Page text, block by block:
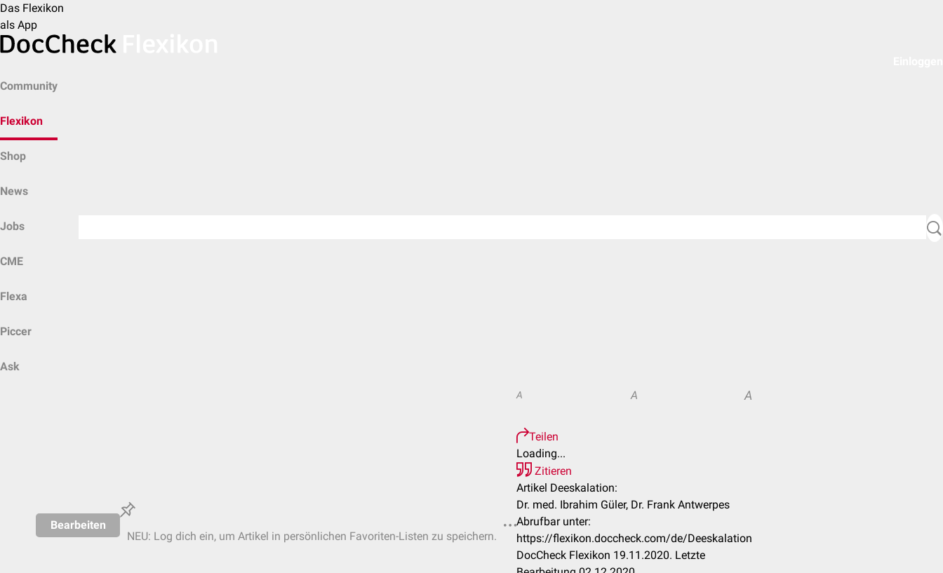
Das Flexikon
als App
Community
Flexikon
Shop
News
Jobs
CME
Flexa
Piccer
Ask
Bearbeiten
NEU: Log dich ein, um Artikel in persönlichen Favoriten-Listen zu speichern.
A A A
Teilen
Loading...
Zitieren
Artikel Deeskalation:
Dr. med. Ibrahim Güler, Dr. Frank Antwerpes
Abrufbar unter:
https://flexikon.doccheck.com/de/Deeskalation
DocCheck Flexikon 19.11.2020. Letzte